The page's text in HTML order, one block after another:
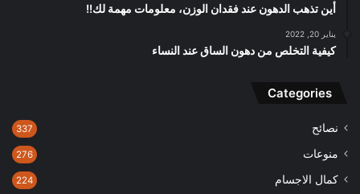
أين تذهب الدهون عند فقدان الوزن، معلومات مهمة لك!!
يناير 20, 2022
كيفية التخلص من دهون الساق عند النساء
Categories
نصائح 337
منوعات 276
كمال الاجسام 224